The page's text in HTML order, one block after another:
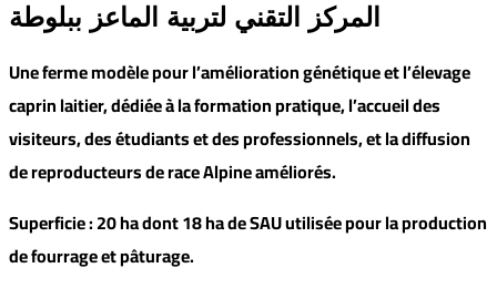
المركز التقني لتربية الماعز ببلوطة
Une ferme modèle pour l’amélioration génétique et l’élevage
caprin laitier, dédiée à la formation pratique, l’accueil des
visiteurs, des étudiants et des professionnels, et la diffusion
de reproducteurs de race Alpine améliorés.
Superficie : 20 ha dont 18 ha de SAU utilisée pour la production
de fourrage et pâturage.